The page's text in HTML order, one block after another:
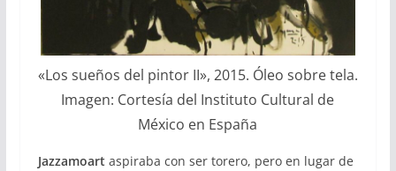
«Los sueños del pintor II», 2015. Óleo sobre tela.
Imagen: Cortesía del Instituto Cultural de
México en España
Jazzamoart aspiraba con ser torero, pero en lugar de